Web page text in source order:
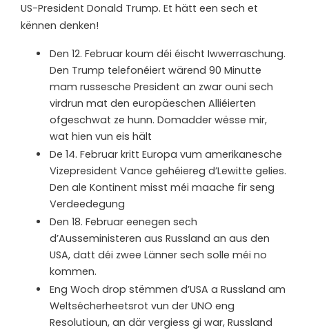
US-President Donald Trump. Et hätt een sech et
kënnen denken!
Den 12. Februar koum déi éischt Iwwerraschung.
Den Trump telefonéiert wärend 90 Minutte
mam russesche President an zwar ouni sech
virdrun mat den europäeschen Alliéierten
ofgeschwat ze hunn. Domadder wësse mir,
wat hien vun eis hält
De 14. Februar kritt Europa vum amerikanesche
Vizepresident Vance gehéiereg d’Lewitte gelies.
Den ale Kontinent misst méi maache fir seng
Verdeedegung
Den 18. Februar eenegen sech
d’Ausseministeren aus Russland an aus den
USA, datt déi zwee Länner sech solle méi no
kommen.
Eng Woch drop stëmmen d’USA a Russland am
Weltsécherheetsrot vun der UNO eng
Resolutioun, an där vergiess gi war, Russland